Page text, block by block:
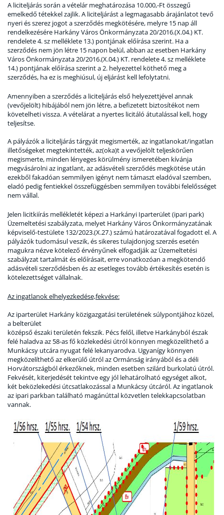
A liciteljárás során a vételár meghatározása 10.000,-Ft összegű
emelkedő tétekkel zajlik. A liciteljárást a legmagasabb árajánlatot tevő
nyeri és szerez jogot a szerződés megkötésére, melyre 15 nap áll
rendelkezésére Harkány Város Önkormányzata 20/2016.(X.04.) KT.
rendelete 4. sz melléklete 13.) pontjának előírása szerint. Ha a
szerződés nem jön létre 15 napon belül, abban az esetben Harkány
Város Önkormányzata 20/2016.(X.04.) KT. rendelete 4. sz melléklete
14.) pontjának előírása szerint a 2. helyezettel köthető meg a
szerződés, ha ez is meghiúsul, új eljárást kell lefolytatni.
Amennyiben a szerződés a liciteljárás első helyezettjével annak
(vevőjelölt) hibájából nem jön létre, a befizetett biztosítékot nem
követelheti vissza. A vételárat a nyertes licitáló átutalással kell, hogy
teljesítse.
A pályázók a liciteljárás tárgyát megismerték, az ingatlanokat/ingatlan
illetőségeket megtekintették, az(oka)t a vevőjelölt teljeskörűen
megismerte, minden lényeges körülmény ismeretében kívánja
megvásárolni az ingatlant, az adásvételi szerződés megkötése után
ezekből fakadóan semmilyen igényt nem támaszt eladóval szemben,
eladó pedig fentiekkel összefüggésben semmilyen további felelősséget
nem vállal.
Jelen licitkiírás mellékletét képezi a Harkányi Iparterület (ipari park)
Üzemeltetési szabályzata, melyet Harkány Város Önkormányzatának
képviselő-testülete 132/2023.(X.27.) számú határozatával fogadott el. A
pályázók tudomásul veszik, és sikeres tulajdonjog szerzés esetén
magukra nézve kötelező érvényűnek elfogadják az Üzemeltetési
szabályzat tartalmát és előírásait, erre vonatkozóan a megkötendő
adásvételi szerződésben és az esetleges tovább értékesítés esetén is
kötelezettséget vállalnak.
Az ingatlanok elhelyezkedése,fekvése:
Az iparterület Harkány közigazgatási területének súlypontjához közel,
a belterület
középső északi területén fekszik. Pécs felől, illetve Harkányból észak
felé haladva az 58-as fő közlekedési útról könnyen megközelíthető a
Munkácsy utcára nyugat felé lekanyarodva. Ugyanígy könnyen
megközelíthető az elkerülő útról az Ormánság irányából és a déli
Horvátországból érkezőknek, minden esetben szilárd burkolatú útról.
Fekvését, kiterjedését tekintve egy jól lehatárolható egységet alkot,
két beközlekedési útcsatlakozással a Munkácsy útcáról. Az ingatlanok
az ipari parkban található magánúttal közvetlen telekkapcsolatban
vannak.